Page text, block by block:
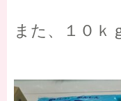
また、１０ｋ